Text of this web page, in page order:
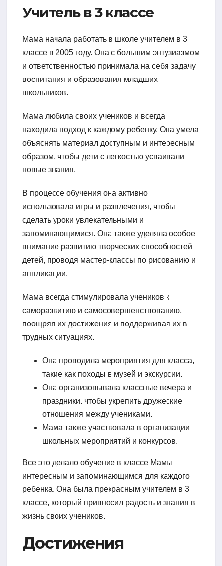
Учитель в 3 классе
Мама начала работать в школе учителем в 3
классе в 2005 году. Она с большим энтузиазмом
и ответственностью принимала на себя задачу
воспитания и образования младших
школьников.
Мама любила своих учеников и всегда
находила подход к каждому ребенку. Она умела
объяснять материал доступным и интересным
образом, чтобы дети с легкостью усваивали
новые знания.
В процессе обучения она активно
использовала игры и развлечения, чтобы
сделать уроки увлекательными и
запоминающимися. Она также уделяла особое
внимание развитию творческих способностей
детей, проводя мастер-классы по рисованию и
аппликации.
Мама всегда стимулировала учеников к
саморазвитию и самосовершенствованию,
поощряя их достижения и поддерживая их в
трудных ситуациях.
Она проводила мероприятия для класса,
такие как походы в музей и экскурсии.
Она организовывала классные вечера и
праздники, чтобы укрепить дружеские
отношения между учениками.
Мама также участвовала в организации
школьных мероприятий и конкурсов.
Все это делало обучение в классе Мамы
интересным и запоминающимся для каждого
ребенка. Она была прекрасным учителем в 3
классе, который привносил радость и знания в
жизнь своих учеников.
Достижения